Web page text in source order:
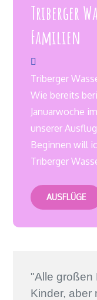
Triberger
Familien
Triberger
Wie bereits
Januarwoche
unserer
Beginnen will
Triberger
AUSFLÜGE
"Alle großen
Kinder, aber